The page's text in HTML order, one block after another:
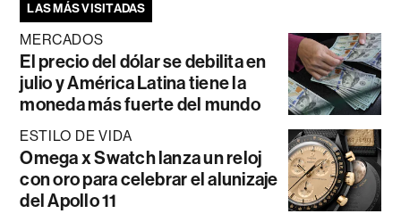
LAS MÁS VISITADAS
MERCADOS
El precio del dólar se debilita en
julio y América Latina tiene la
moneda más fuerte del mundo
ESTILO DE VIDA
Omega x Swatch lanza un reloj
con oro para celebrar el alunizaje
del Apollo 11